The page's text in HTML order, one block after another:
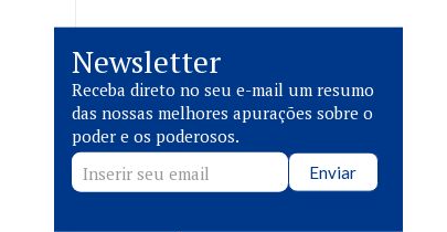
Newsletter
Receba direto no seu e-mail um resumo
das nossas melhores apurações sobre o
poder e os poderosos.
Enviar